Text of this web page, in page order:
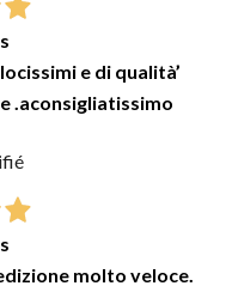
e di qualità’
.aconsigliatissimo
molto veloce.